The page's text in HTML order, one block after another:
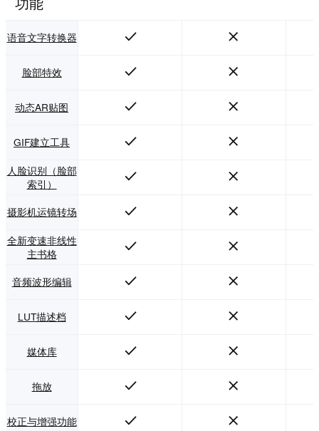
语音文字转换器
脸部特效
动态AR贴图
GIF建立工具
人脸识别（脸部
索引）
摄影机运镜转场
全新变速非线性
主书格
音频波形编辑
LUT描述档
媒体库
拖放
校正与增强功能